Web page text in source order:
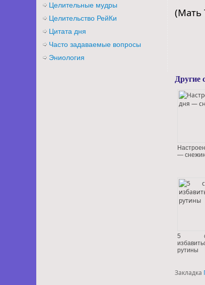
(Мать
Другие
—
5
рутины
Закладка
Целительные мудры
Целительство РейКи
Цитата дня
Часто задаваемые вопросы
Эниология